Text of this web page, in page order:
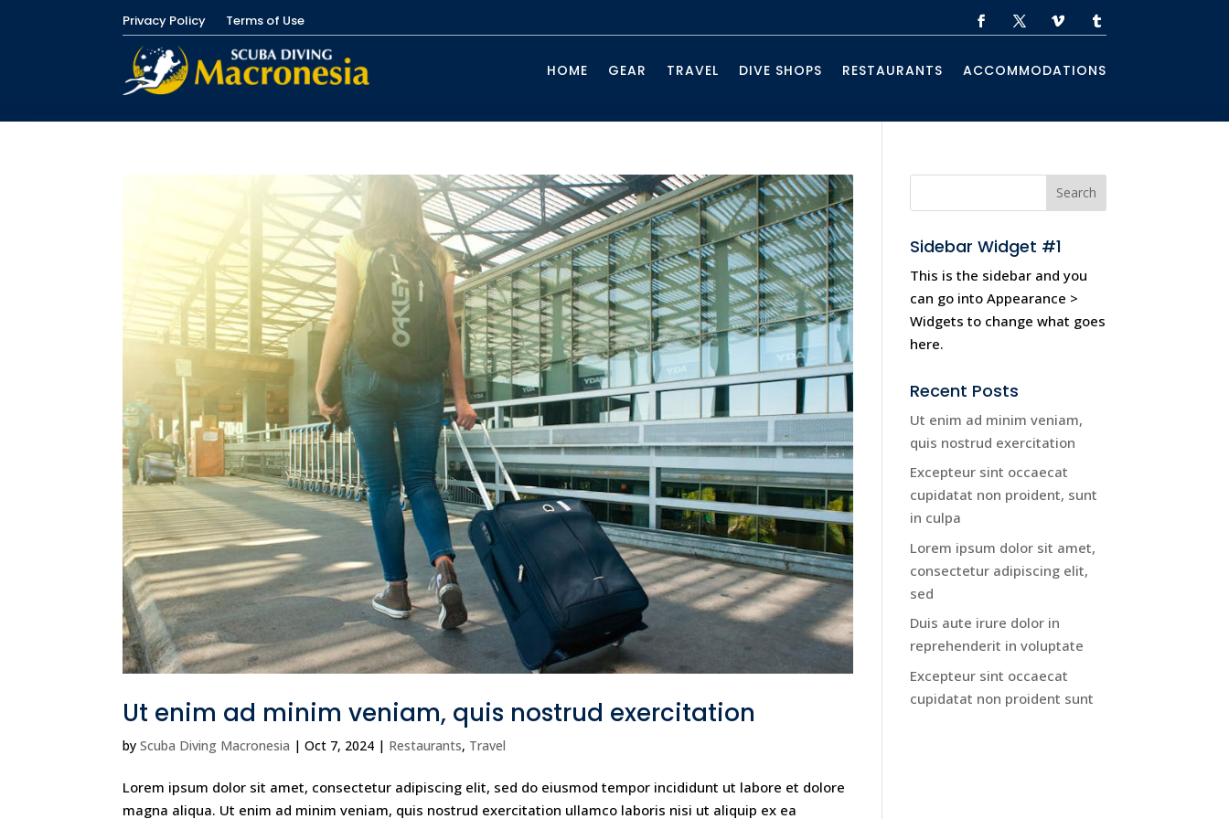
Privacy Policy Terms of Use
HOME GEAR TRAVEL DIVE SHOPS RESTAURANTS ACCOMMODATIONS
Hi
Ut enim ad minim veniam, quis nostrud exercitation
byScuba Diving Macronesia |Oct 7, 2024 | Restaurants, Travel
Lorem ipsum dolor sit amet, consectetur adipiscing elit, sed do eiusmod tempor incididunt ut labore et dolore
magna aliqua. Ut enim ad minim veniam, quis nostrud exercitation ullamco laboris nisi ut aliquip ex ea
Sidebar Widget #1
This is the sidebar and you
can go into Appearance >
Widgets to change what goes
here.
Recent Posts
Ut enim ad minim veniam,
quis nostrud exercitation
Excepteur sint occaecat
cupidatat non proident, sunt
in culpa
Lorem ipsum dolor sit amet,
consectetur adipiscing elit,
sed
Duis aute irure dolor in
reprehenderit in voluptate
Excepteur sint occaecat
cupidatat non proident sunt